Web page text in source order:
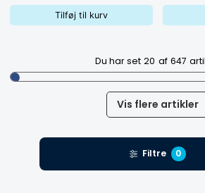
Tilføj til kurv
Du har set 20 af 647
Vis flere artikler
Filtre 0